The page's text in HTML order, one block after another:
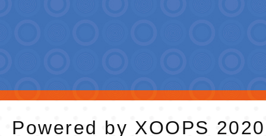
Powered by XOOPS